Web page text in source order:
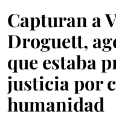
Capturan a
Droguett,
que estaba
justicia por
humanidad